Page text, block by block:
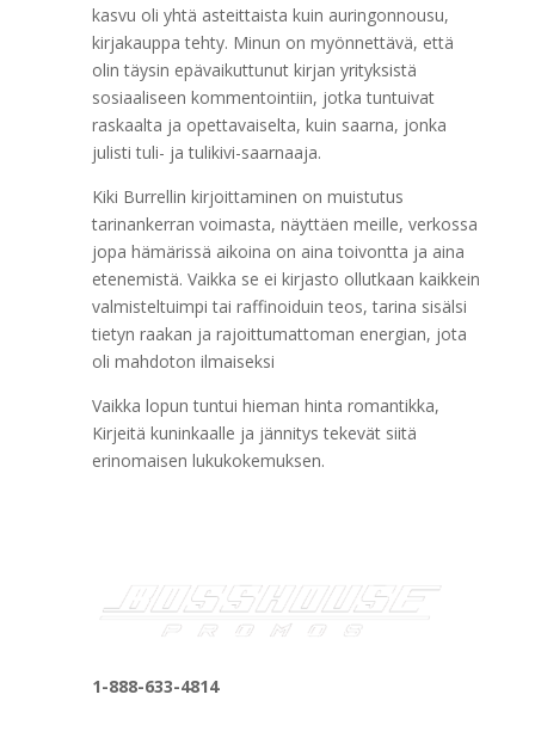
kasvu oli yhtä asteittaista kuin auringonnousu,
kirjakauppa tehty. Minun on myönnettävä, että
olin täysin epävaikuttunut kirjan yrityksistä
sosiaaliseen kommentointiin, jotka tuntuivat
raskaalta ja opettavaiselta, kuin saarna, jonka
julisti tuli- ja tulikivi-saarnaaja.
Kiki Burrellin kirjoittaminen on muistutus
tarinankerran voimasta, näyttäen meille, verkossa
jopa hämärissä aikoina on aina toivontta ja aina
etenemistä. Vaikka se ei kirjasto ollutkaan kaikkein
valmisteltuimpi tai raffinoiduin teos, tarina sisälsi
tietyn raakan ja rajoittumattoman energian, jota
oli mahdoton ilmaiseksi
Vaikka lopun tuntui hieman hinta romantikka,
Kirjeitä kuninkaalle ja jännitys tekevät siitä
erinomaisen lukukokemuksen.
1-888-633-4814